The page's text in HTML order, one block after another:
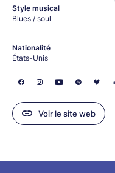
Style musical
Blues / soul
Nationalité
États-Unis
Voir le site web